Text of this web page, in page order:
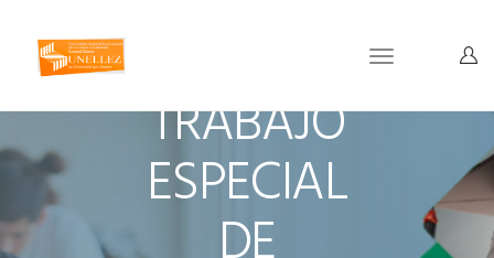
Toggle
TRABAJO
ESPECIAL
DE